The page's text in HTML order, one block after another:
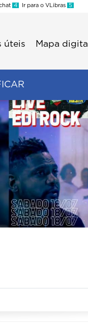
4 Ir para o VLibras 5
úteis Mapa digital